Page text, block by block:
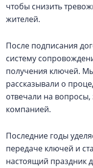
чтобы снизить
жителей.
После подписания
систему
получения ключей.
рассказывали о
отвечали на
компанией.
Последние годы
передаче ключей и
настоящий праздник